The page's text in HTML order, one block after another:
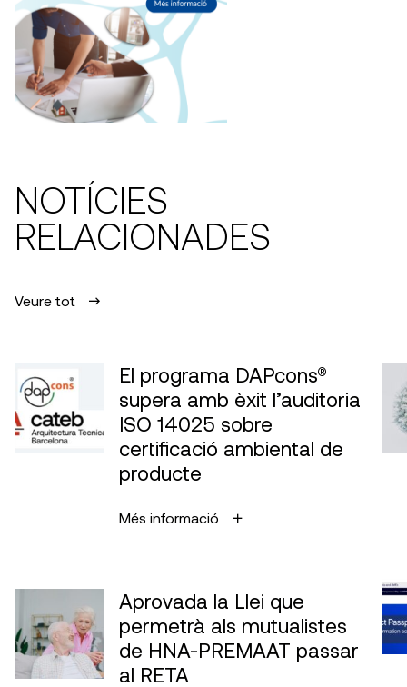
NOTÍCIES
RELACIONADES
Veure tot
El programa DAPcons®
supera amb èxit l’auditoria
ISO 14025 sobre
certificació ambiental de
producte
Més informació
Aprovada la Llei que
permetrà als mutualistes
de HNA-PREMAAT passar
al RETA